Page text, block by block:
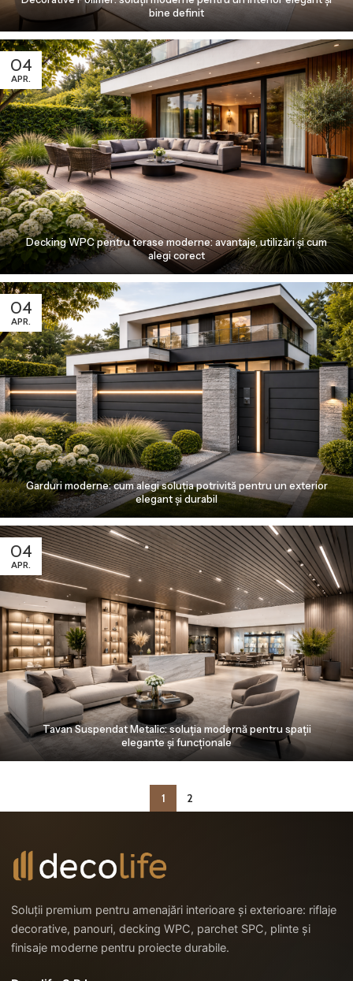
bine definit
04
APR.
Decking WPC pentru terase moderne: avantaje, utilizări și cum
alegi corect
04
APR.
Garduri moderne: cum alegi soluția potrivită pentru un exterior
elegant și durabil
04
APR.
Tavan Suspendat Metalic: soluția modernă pentru spații
elegante și funcționale
1 2
Soluții premium pentru amenajări interioare și exterioare: riflaje
decorative, panouri, decking WPC, parchet SPC, plinte și
finisaje moderne pentru proiecte durabile.